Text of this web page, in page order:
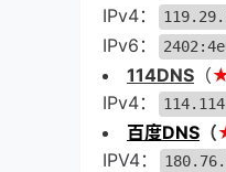
IPv4：
IPv6：
114DNS （
IPv4：
百度DNS （
IPV4：